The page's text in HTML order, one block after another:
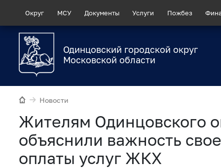
Округ МСУ Документы Услуги Пожбез
Одинцовский городской округ
Московской области
Новости
Жителям Одинцовского
объяснили важность
оплаты услуг ЖКХ